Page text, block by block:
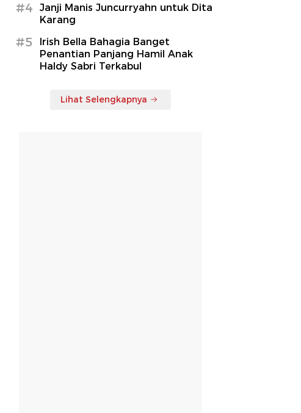
#4
Janji Manis Juncurryahn untuk Dita
Karang
#5
Irish Bella Bahagia Banget
Penantian Panjang Hamil Anak
Haldy Sabri Terkabul
Lihat Selengkapnya